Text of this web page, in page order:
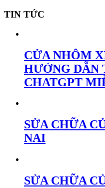
TIN TỨC
CỬA NHÔM
HƯỚNG DẪN
CHATGPT
SỬA CHỮA
NAI
SỬA CHỮA